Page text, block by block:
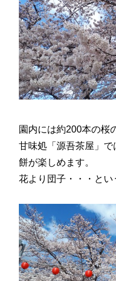
園内には約200本の桜
甘味処「源吾茶屋」
餅が楽しめます。
花より団子・・・とい